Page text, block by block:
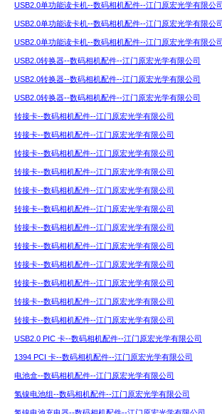
USB2.0单功能读卡机--数码相机配件--江门原宏光学有限公司
USB2.0单功能读卡机--数码相机配件--江门原宏光学有限公司
USB2.0单功能读卡机--数码相机配件--江门原宏光学有限公司
USB2.0转换器--数码相机配件--江门原宏光学有限公司
USB2.0转换器--数码相机配件--江门原宏光学有限公司
USB2.0转换器--数码相机配件--江门原宏光学有限公司
转接卡--数码相机配件--江门原宏光学有限公司
转接卡--数码相机配件--江门原宏光学有限公司
转接卡--数码相机配件--江门原宏光学有限公司
转接卡--数码相机配件--江门原宏光学有限公司
转接卡--数码相机配件--江门原宏光学有限公司
转接卡--数码相机配件--江门原宏光学有限公司
转接卡--数码相机配件--江门原宏光学有限公司
转接卡--数码相机配件--江门原宏光学有限公司
转接卡--数码相机配件--江门原宏光学有限公司
转接卡--数码相机配件--江门原宏光学有限公司
转接卡--数码相机配件--江门原宏光学有限公司
转接卡--数码相机配件--江门原宏光学有限公司
USB2.0 PIC 卡--数码相机配件--江门原宏光学有限公司
1394 PCI 卡--数码相机配件--江门原宏光学有限公司
电池盒--数码相机配件--江门原宏光学有限公司
氢镍电池组--数码相机配件--江门原宏光学有限公司